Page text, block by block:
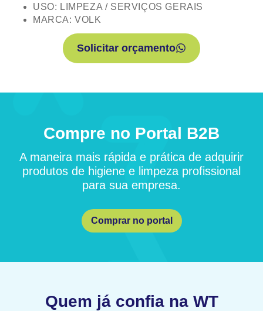
USO: LIMPEZA / SERVIÇOS GERAIS
MARCA: VOLK
Solicitar orçamento
Compre no Portal B2B
A maneira mais rápida e prática de adquirir
produtos de higiene e limpeza profissional
para sua empresa.
Comprar no portal
Quem já confia na WT